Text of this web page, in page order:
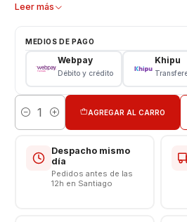
Garantizados 3 meses
Características
Pantalla Para Xiaomi
Tipo: LCD + Touch
Color: Negro
Respaldo VENTAS ELECTRONICAS
Leer más
MEDIOS DE PAGO
Webpay
Débito y crédito
Khipu
Cantidad
AGREGAR AL CARRO
Despacho mismo
día
Pedidos antes de las
12h en Santiago